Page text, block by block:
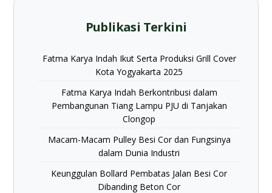
Publikasi Terkini
Fatma Karya Indah Ikut Serta Produksi Grill Cover
Kota Yogyakarta 2025
Fatma Karya Indah Berkontribusi dalam
Pembangunan Tiang Lampu PJU di Tanjakan
Clongop
Macam-Macam Pulley Besi Cor dan Fungsinya
dalam Dunia Industri
Keunggulan Bollard Pembatas Jalan Besi Cor
Dibanding Beton Cor